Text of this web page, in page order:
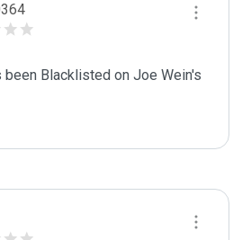
Blacklisted on Joe Wein's